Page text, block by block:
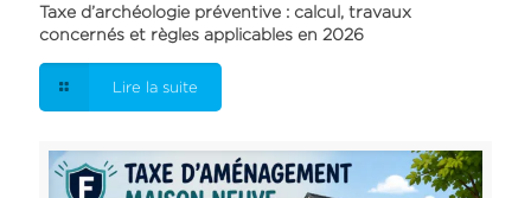
Taxe d’archéologie préventive : calcul, travaux
concernés et règles applicables en 2026
Lire la suite